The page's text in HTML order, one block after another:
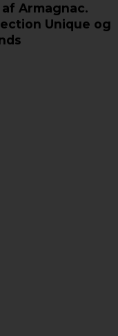
Armagnac.
Unique og